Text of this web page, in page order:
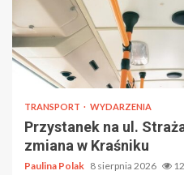
TRANSPORT WYDARZENIA
Przystanek na ul.
zmiana w Kraśniku
Paulina Polak 8 sierpnia 2026 12